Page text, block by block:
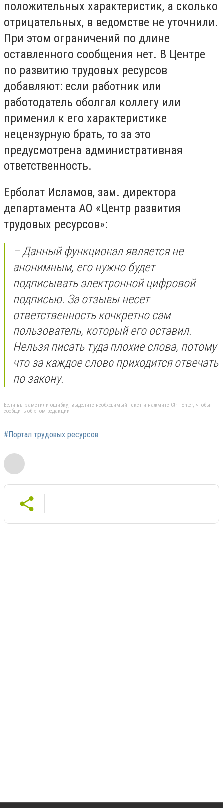
положительных характеристик, а сколько
отрицательных, в ведомстве не уточнили.
При этом ограничений по длине
оставленного сообщения нет. В Центре
по развитию трудовых ресурсов
добавляют: если работник или
работодатель оболгал коллегу или
применил к его характеристике
нецензурную брать, то за это
предусмотрена административная
ответственность.
Ерболат Исламов, зам. директора
департамента АО «Центр развития
трудовых ресурсов»:
– Данный функционал является не
анонимным, его нужно будет
подписывать электронной цифровой
подписью. За отзывы несет
ответственность конкретно сам
пользователь, который его оставил.
Нельзя писать туда плохие слова, потому
что за каждое слово приходится отвечать
по закону.
Если вы заметили ошибку, выделите необходимый текст и нажмите Ctrl+Enter, чтобы
сообщить об этом редакции
#Портал трудовых ресурсов